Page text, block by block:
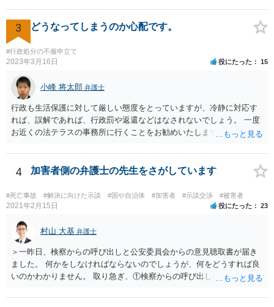
ようとしまいと現行犯逮捕できるわけです。 そこを、「サインをしな
いと逮捕する」というのは、「現行犯逮捕して刑事処分（罰金でも前
科になる）にできるが、認めてサインすれば反則処理（何千円程度の
反則金があっても前科にならない）ですませてあげる」という意味で
す。 あなたはこの警察官を非難するのではなく、感謝すべきというこ
とです。 警察官の「こんな事を言うのだったら免許証返した方がい
い」との発言ですが、実際「前の車が赤で右折進行したから、自分も
（信号無視）した」というあなたと同じ考えの人が運転をしている公
道は、きちんと交通ルールを守っている人や歩行者らにとってとても
危険なものであり怖いので、そのような人には是非とも運転免許を返
納してほしいと思うのが社会の大勢です。 実際「交通違反を繰り返せ
しろ今回を苦い薬（良い教訓）として反省し、次回から「前の車は赤
ルを遵守するドライバーになってほしいと期待しています。
3 どうなってしまうのか心配です。
#行政処分の不服申立て
2023年3月16日 役にたった 15
小峰 将太郎 弁護士
行政も生活保護に対して厳しい態度をとっていますが、冷静に対応す
れば、誤解であれば、行政罰や返還などはなされないでしょう。 一度
お近くの法テラスの事務所に行くことをお勧めいたします。
4 加害者側の弁護士の先生をさがしています
#死亡事故 #解決に向けた示談 #国や自治体 #加害者 #示談交渉 #被害者
2021年2月15日 役にたった 23
村山 大基 弁護士
＞一昨日、検察からの呼び出しと公安委員会からの意見聴取書が届き
ました。 何かをしなければならないのでしょうが、何をどうすれば良
いのかわかりません。 取り急ぎ、①検察からの呼び出しにはきちんと
いいと思います。 ＞示談と刑事の両方を相談できる弁護士の先生をさ